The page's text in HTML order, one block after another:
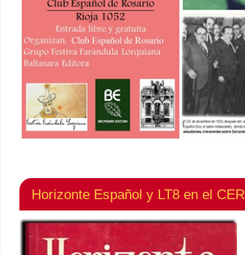
Horizonte Español y LT8 en el CER